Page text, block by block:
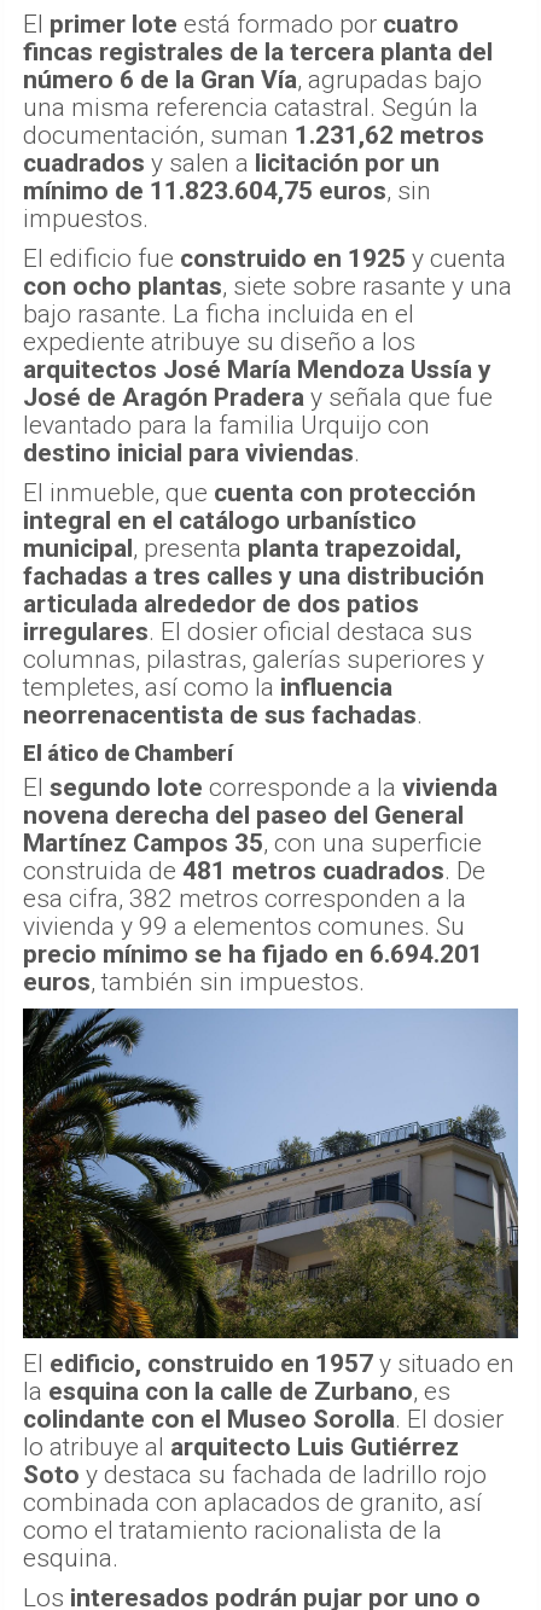
El primer lote está formado por cuatro
fincas registrales de la tercera planta del
número 6 de la Gran Vía, agrupadas bajo
una misma referencia catastral. Según la
documentación, suman 1.231,62 metros
cuadrados y salen a licitación por un
mínimo de 11.823.604,75 euros, sin
impuestos.
El edificio fue construido en 1925 y cuenta
con ocho plantas, siete sobre rasante y una
bajo rasante. La ficha incluida en el
expediente atribuye su diseño a los
arquitectos José María Mendoza Ussía y
José de Aragón Pradera y señala que fue
levantado para la familia Urquijo con
destino inicial para viviendas.
El inmueble, que cuenta con protección
integral en el catálogo urbanístico
municipal, presenta planta trapezoidal,
fachadas a tres calles y una distribución
articulada alrededor de dos patios
irregulares. El dosier oficial destaca sus
columnas, pilastras, galerías superiores y
templetes, así como la influencia
neorrenacentista de sus fachadas.
El ático de Chamberí
El segundo lote corresponde a la vivienda
novena derecha del paseo del General
Martínez Campos 35, con una superficie
construida de 481 metros cuadrados. De
esa cifra, 382 metros corresponden a la
vivienda y 99 a elementos comunes. Su
precio mínimo se ha fijado en 6.694.201
euros, también sin impuestos.
El edificio, construido en 1957 y situado en
la esquina con la calle de Zurbano, es
colindante con el Museo Sorolla. El dosier
lo atribuye al arquitecto Luis Gutiérrez
Soto y destaca su fachada de ladrillo rojo
combinada con aplacados de granito, así
como el tratamiento racionalista de la
esquina.
Los interesados podrán pujar por uno o